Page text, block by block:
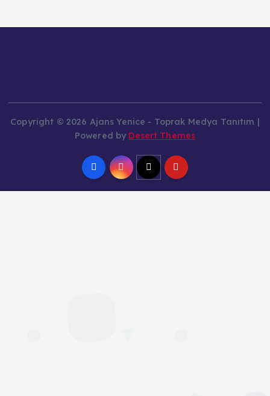
Copyright © 2026 Ajans Yenice - Toprak Medya Tanıtım |
Powered by Desert Themes